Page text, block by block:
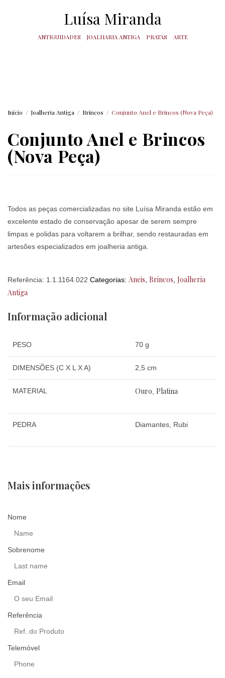
Luísa Miranda
ANTIGUIDADES JOALHARIA ANTIGA PRATAS ARTE
Início / Joalheria Antiga / Brincos / Conjunto Anel e Brincos (Nova Peça)
Conjunto Anel e Brincos
(Nova Peça)
Todos as peças comercializadas no site Luísa Miranda estão em
excelente estado de conservação apesar de serem sempre
limpas e polidas para voltarem a brilhar, sendo restauradas em
artesões especializados em joalheria antiga.
Referência: 1.1.1164.022 Categorias: Aneis Brincos Joalheria
Antiga
Informação adicional
PESO 70 g
DIMENSÕES (C X L X A) 2,5 cm
MATERIAL Ouro Platina
PEDRA Diamantes, Rubi
Mais informações
Nome
Sobrenome
Email
Referência
Telemóvel